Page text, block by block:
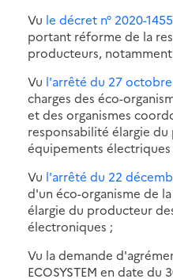
Vu le décret n° 2020-
portant réforme de la
producteurs, notamment
Vu l'arrêté du 27 octobre
charges des éco-
et des organismes
responsabilité élargie
équipements
Vu l'arrêté du 22
d'un éco-organisme de
élargie du producteur
électroniques ;
Vu la demande
ECOSYSTEM en date du